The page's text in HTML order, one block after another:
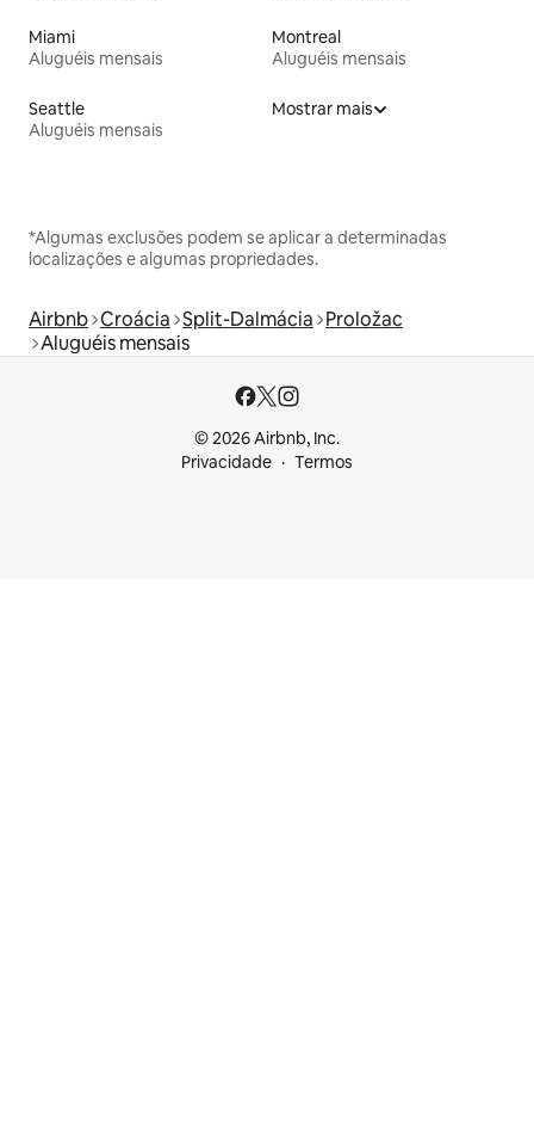
Miami
Aluguéis mensais
Montreal
Aluguéis mensais
Seattle
Aluguéis mensais
Mostrar mais
*Algumas exclusões podem se aplicar a determinadas
localizações e algumas propriedades.
Airbnb Croácia Split-Dalmácia Proložac
Aluguéis mensais
© 2026 Airbnb, Inc.
Privacidade
Termos